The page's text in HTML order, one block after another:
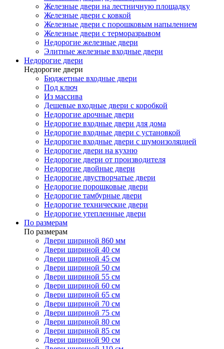
Железные двери на лестничную площадку
Железные двери с ковкой
Железные двери с порошковым напылением
Железные двери с терморазрывом
Недорогие железные двери
Элитные железные входные двери
Недорогие двери
Недорогие двери
Бюджетные входные двери
Под ключ
Из массива
Дешевые входные двери с коробкой
Недорогие арочные двери
Недорогие входные двери для дома
Недорогие входные двери с установкой
Недорогие входные двери с шумоизоляцией
Недорогие двери на кухню
Недорогие двери от производителя
Недорогие двойные двери
Недорогие двустворчатые двери
Недорогие порошковые двери
Недорогие тамбурные двери
Недорогие технические двери
Недорогие утепленные двери
По размерам
По размерам
Двери шириной 860 мм
Двери шириной 40 см
Двери шириной 45 см
Двери шириной 50 см
Двери шириной 55 см
Двери шириной 60 см
Двери шириной 65 см
Двери шириной 70 см
Двери шириной 75 см
Двери шириной 80 см
Двери шириной 85 см
Двери шириной 90 см